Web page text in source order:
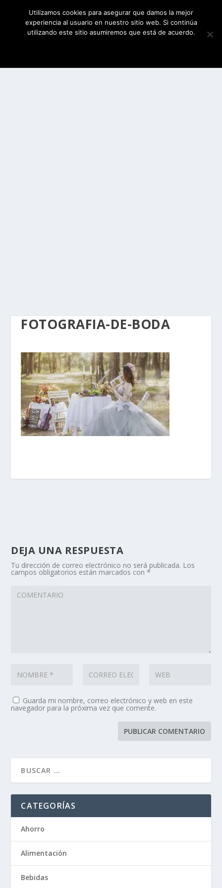
FOTOGRAFIA-DE-BODA
DEJA UNA RESPUESTA
Tu dirección de correo electrónico no será publicada. Los
campos obligatorios están marcados con*
Guarda mi nombre, correo electrónico y web en este
navegador para la próxima vez que comente.
CATEGORÍAS
Ahorro
Alimentación
Bebidas
Utilizamos cookies para asegurar que damos la mejor
experiencia al usuario en nuestro sitio web. Si continúa
utilizando este sitio asumiremos que está de acuerdo.